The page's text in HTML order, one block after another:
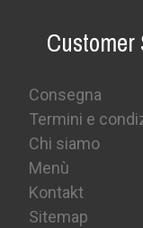
Customer
Consegna
Termini e
Chi siamo
Menù
Kontakt
Sitemap